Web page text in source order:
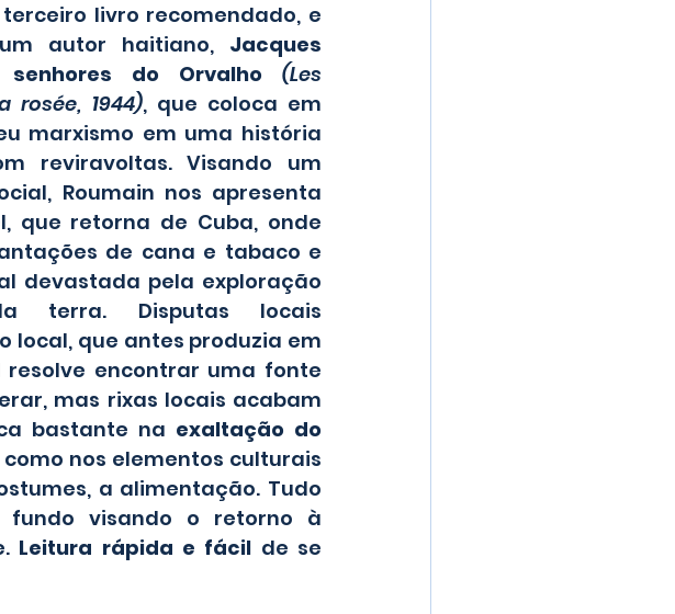
livro recomendado, e
autor haitiano, Jacques
do Orvalho (Les
rosée, 1944), que coloca em
marxismo em uma história
reviravoltas. Visando um
Roumain nos apresenta
que retorna de Cuba, onde
de cana e tabaco e
devastada pela exploração
terra. Disputas locais
local, que antes produzia em
resolve encontrar uma fonte
mas rixas locais acabam
bastante na exaltação do
nos elementos culturais
a alimentação. Tudo
visando o retorno à
Leitura rápida e fácil de se